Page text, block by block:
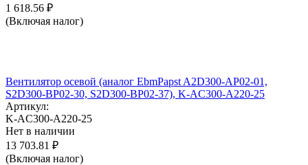
1 618.56 ₽
(Включая налог)
Вентилятор осевой (аналог EbmPapst A2D300-AP02-01,
S2D300-BP02-30, S2D300-BP02-37), K-AC300-A220-25
Артикул:
K-AC300-A220-25
Нет в наличии
13 703.81 ₽
(Включая налог)